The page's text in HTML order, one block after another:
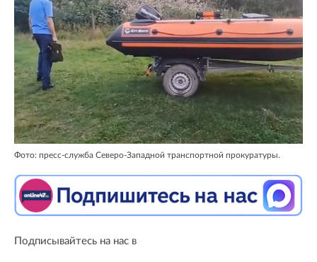
Фото: пресс-служба Северо-Западной транспортной прокуратуры.
Подписывайтесь на нас в